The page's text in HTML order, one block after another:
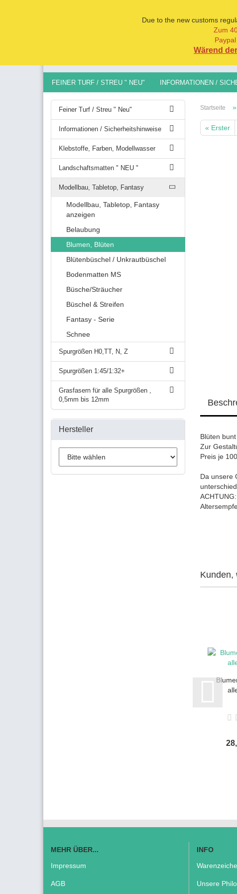
Alle
Due to the new customs
Zum
Wärend
FEINER TURF / STREU " NEU" INFORMATIONEN /
MODELLBAU, TABLETOP, FANTASY SPURGRÖSSEN
Startseite »
« Erster
Blüten
Zur
Preis je
Da unsere
Kunden,
Feiner Turf / Streu " Neu"
Informationen / Sicherheitshinweise
Klebstoffe, Farben, Modellwasser
Landschaftsmatten " NEU "
Modellbau, Tabletop, Fantasy
Modellbau, Tabletop, Fantasy
anzeigen
Belaubung
Blumen, Blüten
Blütenbüschel / Unkrautbüschel
Bodenmatten MS
Büsche/Sträucher
Büschel & Streifen
Fantasy - Serie
Schnee
Spurgrößen H0,TT, N, Z
Spurgrößen 1:45/1:32+
Grasfasern für alle Spurgrößen ,
0,5mm bis 12mm
Hersteller
MEHR ÜBER...
Impressum
AGB
INFO
Unsere